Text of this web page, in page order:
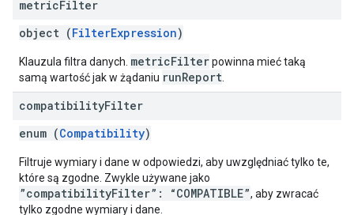
metricFilter
object (FilterExpression)
Klauzula filtra danych. metricFilterpowinna mieć taką
samą wartość jak w żądaniu runReport
compatibilityFilter
enum (Compatibility)
Filtruje wymiary i dane w odpowiedzi, aby uwzględniać tylko te,
które są zgodne. Zwykle używane jako
”compatibilityFilter”: “COMPATIBLE”, aby zwracać
tylko zgodne wymiary i dane.